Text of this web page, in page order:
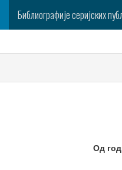
Библиографије серијских
Од